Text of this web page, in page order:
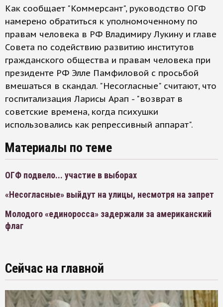
Как сообщает "Коммерсант", руководство ОГФ
намерено обратиться к уполномоченному по
правам человека в РФ Владимиру Лукину и главе
Совета по содействию развитию институтов
гражданского общества и правам человека при
президенте РФ Элле Памфиловой с просьбой
вмешаться в скандал. "Несогласные" считают, что
госпитализация Ларисы Арап - "возврат в
советские времена, когда психушки
использовались как репрессивный аппарат".
Материалы по теме
ОГФ подвело... участие в выборах
«Несогласные» выйдут на улицы, несмотря на запрет
Молодого «единоросса» задержали за американский
флаг
Сейчас на главной